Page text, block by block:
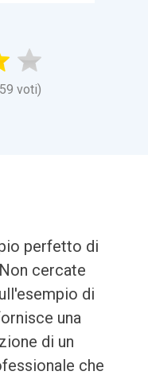
voti)
perfetto di
cercate
di
una
di un
che